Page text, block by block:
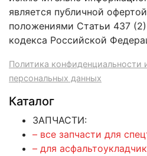
является публичной
положениями Статьи 437
кодекса Российской
Политика конфиденциальности
персональных данных
Каталог
ЗАПЧАСТИ:
– все запчасти для
– для